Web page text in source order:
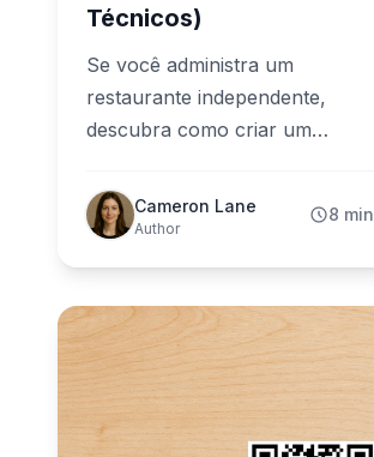
Técnicos)
Se você administra um
restaurante independente,
descubra como criar um
sem aplicativos, designers ou
conhecimentos técnicos. Um
Cameron Lane
Author
8 min